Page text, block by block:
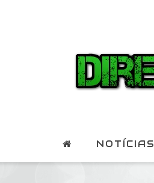
NOTÍCIAS